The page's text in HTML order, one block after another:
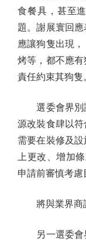
食餐具，甚至
題。謝展寰回
應讓狗隻出現
烤等，都不應
責任約束其狗隻
選委會界別議
源改裝食肆以
需要在裝修及
上更改、增加
申請前審慎考慮
將與業界商
另一選委會界